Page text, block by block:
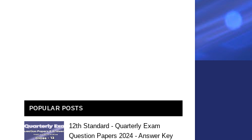
POPULAR POSTS
12th Standard - Quarterly Exam
Question Papers 2024 - Answer Key